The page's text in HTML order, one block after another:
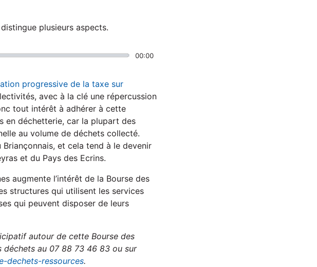
plusieurs aspects.
00:00
progressive de la taxe sur
avec à la clé une répercussion
tout intérêt à adhérer à cette
en déchetterie, car la plupart des
au volume de déchets collecté.
Briançonnais, et cela tend à le devenir
et du Pays des Ecrins.
augmente l’intérêt de la Bourse des
structures qui utilisent les services
qui peuvent disposer de leurs
autour de cette Bourse des
déchets au 07 88 73 46 83 ou sur
dechets-ressources.